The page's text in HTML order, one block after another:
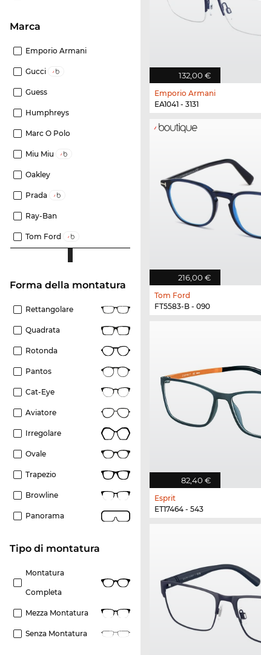
Marca
Emporio Armani
Gucci
Guess
Humphreys
Marc O Polo
Miu Miu
Oakley
Prada
Ray-Ban
Tom Ford
forma della montatura
Rettangolare
Quadrata
Rotonda
Pantos
Cat-Eye
Aviatore
Irregolare
Ovale
Trapezio
Browline
Panorama
Tipo di montatura
Montatura
Completa
Mezza Montatura
Senza Montatura
132,00 €
Emporio Armani
EA1041 - 3131
216,00 €
Tom Ford
FT5583-B - 090
82,40 €
Esprit
ET17464 - 543